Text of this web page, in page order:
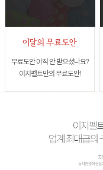
무료도안 아직 안 받으셨나요?
이지펠트만의 무료도안!